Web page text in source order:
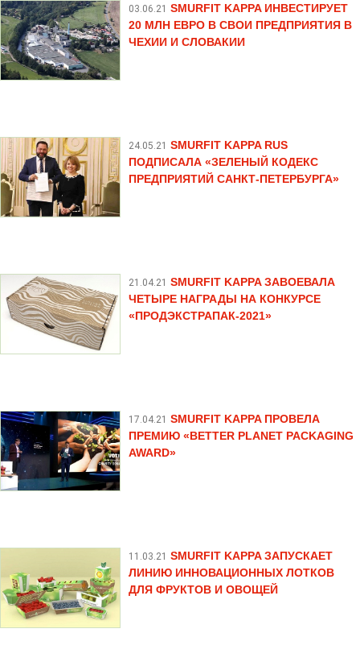
03.06.21 SMURFIT KAPPA ИНВЕСТИРУЕТ
20 МЛН ЕВРО В СВОИ ПРЕДПРИЯТИЯ В
ЧЕХИИ И СЛОВАКИИ
24.05.21 SMURFIT KAPPA RUS
ПОДПИСАЛА «ЗЕЛЕНЫЙ КОДЕКС
ПРЕДПРИЯТИЙ САНКТ-ПЕТЕРБУРГА»
21.04.21 SMURFIT KAPPA ЗАВОЕВАЛА
ЧЕТЫРЕ НАГРАДЫ НА КОНКУРСЕ
«ПРОДЭКСТРАПАК-2021»
17.04.21 SMURFIT KAPPA ПРОВЕЛА
ПРЕМИЮ «BETTER PLANET PACKAGING
AWARD»
11.03.21 SMURFIT KAPPA ЗАПУСКАЕТ
ЛИНИЮ ИННОВАЦИОННЫХ ЛОТКОВ
ДЛЯ ФРУКТОВ И ОВОЩЕЙ